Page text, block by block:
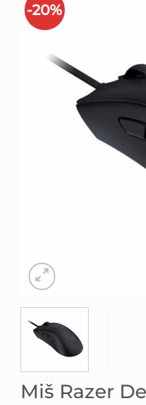
-20%
Miš Razer